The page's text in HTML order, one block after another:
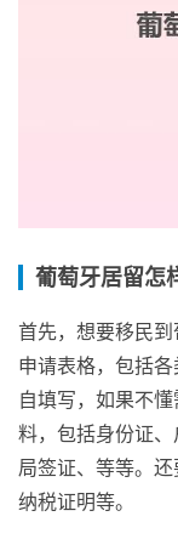
葡萄牙居留怎
首先，想要移民
申请表格，包括
自填写，如果不
料，包括身份证
局签证、等等。
纳税证明等。